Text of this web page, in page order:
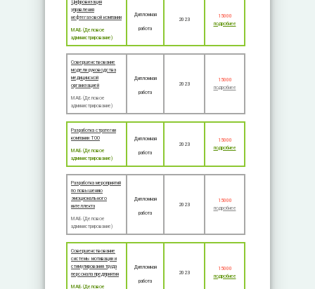
Цифровизация
управления
нефтегазовой компании
МАБ (Деловое
администрирование)
Дипломная
работа
2023
15000
подробнее
Совершенствование
модели руководства
медицинской
организацией
МАБ (Деловое
администрирование)
Дипломная
работа
2023
15000
подробнее
Разработка стратегии
компании ТОО
МАБ (Деловое
администрирование)
Дипломная
работа
2023
15000
подробнее
Разработка мероприятий
по повышению
эмоционального
интеллекта
МАБ (Деловое
администрирование)
Дипломная
работа
2023
15000
подробнее
Совершенствование
системы мотивации и
стимулирования труда
персонала предприятия
МАБ (Деловое
Дипломная
работа
2023
15000
подробнее